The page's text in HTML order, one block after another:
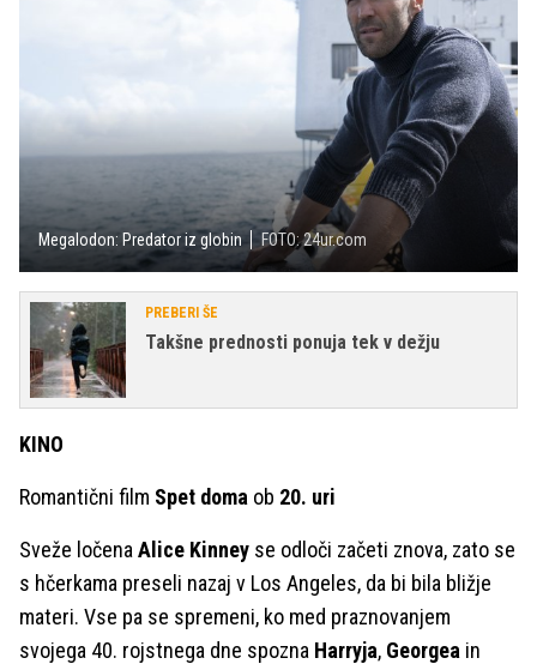
Megalodon: Predator iz globin FOTO: 24ur.com
PREBERI ŠE
Takšne prednosti ponuja tek v dežju
KINO
Romantični film Spet doma ob 20. uri
Sveže ločena Alice Kinney se odloči začeti znova, zato se
s hčerkama preseli nazaj v Los Angeles, da bi bila bližje
materi. Vse pa se spremeni, ko med praznovanjem
svojega 40. rojstnega dne spozna Harryja, Georgea in